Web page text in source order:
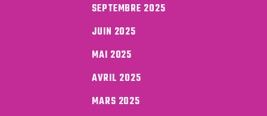
SEPTEMBRE 2025
JUIN 2025
MAI 2025
AVRIL 2025
MARS 2025